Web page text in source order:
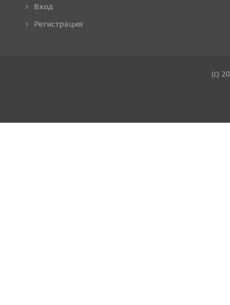
Вход
Регистрация
(c)